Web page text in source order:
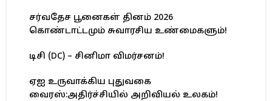
சர்வதேச பூனைகள் தினம் 2026
கொண்டாட்டமும் சுவாரசிய உண்மைகளும்!
டிசி (DC) – சினிமா விமர்சனம்!
ஏஐ உருவாக்கிய புதுவகை
வைரஸ்:அதிர்ச்சியில் அறிவியல் உலகம்!